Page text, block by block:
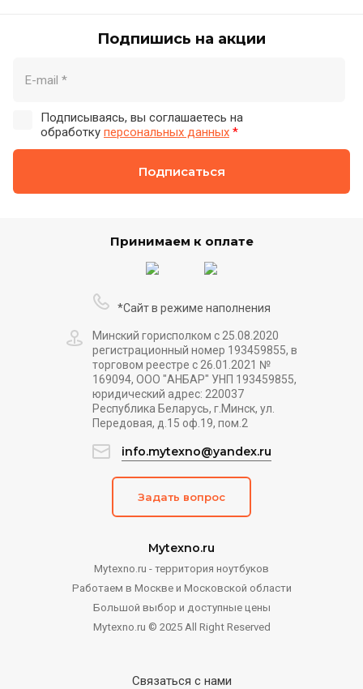
Подпишись на акции
Подписываясь, вы соглашаетесь на
обработку персональных данных *
Подписаться
Принимаем к оплате
Mytexno.ru
Mytexno.ru - территория ноутбуков
Работаем в Москве и Московской области
Большой выбор и доступные цены
Mytexno.ru © 2025 All Right Reserved
*Сайт в режиме наполнения
Минский горисполком с 25.08.2020
регистрационный номер 193459855, в
торговом реестре с 26.01.2021 №
169094, ООО "АНБАР" УНП 193459855,
юридический адрес: 220037
Республика Беларусь, г.Минск, ул.
Передовая, д.15 оф.19, пом.2
info.mytexno@yandex.ru
Задать вопрос
Связаться с нами